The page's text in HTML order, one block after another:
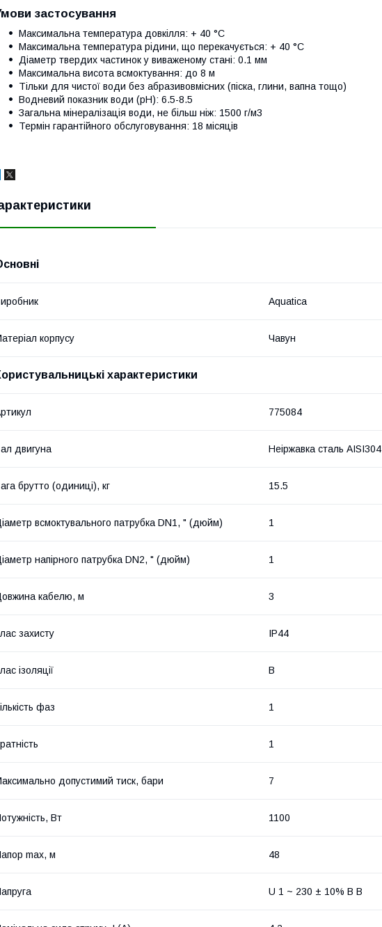
застосування
Максимальна температура довкілля: + 40 °С
Максимальна температура рідини, що перекачується: + 40 °C
Діаметр твердих частинок у виваженому стані: 0.1 мм
Максимальна висота всмоктування: до 8 м
Тільки для чистої води без абразивовмісних (піска, глини, вапна тощо)
Водневий показник води (рН): 6.5-8.5
Загальна мінералізація води, не більш ніж: 1500 г/м3
Термін гарантійного обслуговування: 18 місяців
Aquatica
корпусу Чавун
характеристики
775084
двигуна Неіржавка сталь AISI304
брутто (одиниці), кг 15.5
всмоктувального патрубка DN1, " (дюйм) 1
напірного патрубка DN2, " (дюйм) 1
кабелю, м 3
захисту IP44
ізоляції В
фаз 1
1
допустимий тиск, бари 7
Вт 1100
max, м 48
U 1 ~ 230 ± 10% В В